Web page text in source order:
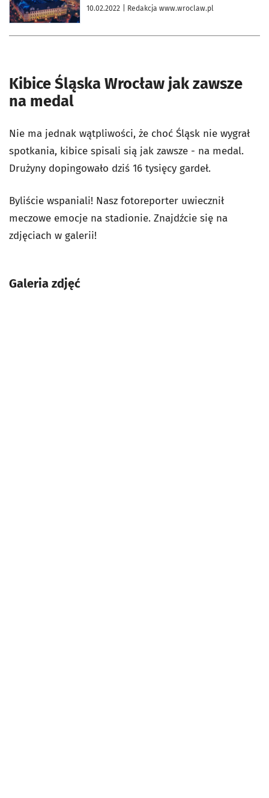
10.02.2022 | Redakcja www.wroclaw.pl
Kibice Śląska Wrocław jak zawsze
na medal
Nie ma jednak wątpliwości, że choć Śląsk nie wygrał
spotkania, kibice spisali sią jak zawsze - na medal.
Drużyny dopingowało dziś 16 tysięcy gardeł.
Byliście wspaniali! Nasz fotoreporter uwiecznił
meczowe emocje na stadionie. Znajdźcie się na
zdjęciach w galerii!
Galeria zdjęć